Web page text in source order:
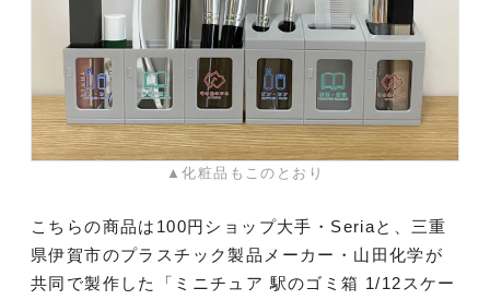
▲化粧品もこのとおり
こちらの商品は100円ショップ大手・Seriaと、三重
県伊賀市のプラスチック製品メーカー・山田化学が
共同で製作した「ミニチュア 駅のゴミ箱 1/12スケー